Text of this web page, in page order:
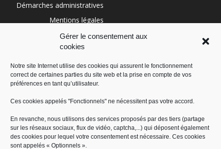
Gérer le consentement aux
cookies
Notre site Internet utilise des cookies qui assurent le fonctionnement
correct de certaines parties du site web et la prise en compte de vos
préférences en tant qu’utilisateur.
Ces cookies appelés "Fonctionnels" ne nécessitent pas votre accord.
En revanche, nous utilisons des services proposés par des tiers (partage
sur les réseaux sociaux, flux de vidéo, captcha,...) qui déposent également
des cookies pour lequel votre consentement est nécessaire. Ces cookies
sont appelés « Optionnels ».
Démarches administratives
Mentions légales
Conditions générales
Politique de cookies (UE)
RÉGION SUD